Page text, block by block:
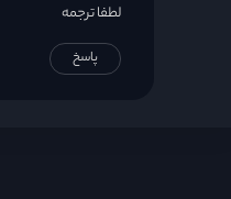
لطفا ترجمه
پاسخ